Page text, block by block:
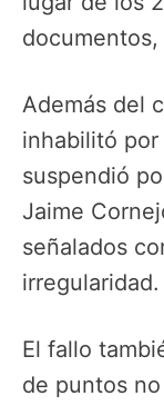
Además del
inhabilitó
suspendió
Jaime
señalados
irregularidad.
El fallo
de puntos